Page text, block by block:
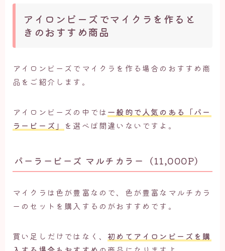
アイロンビーズでマイクラを作ると
きのおすすめ商品
アイロンビーズでマイクラを作る場合のおすすめ商
品をご紹介します。
アイロンビーズの中では一般的で人気のある「パー
ラービーズ」 を選べば間違いないですよ。
パーラービーズ マルチカラー（11,000P）
マイクラは色が豊富なので、色が豊富なマルチカラ
ーのセットを購入するのがおすすめです。
買い足しだけではなく、 初めてアイロンビーズを購